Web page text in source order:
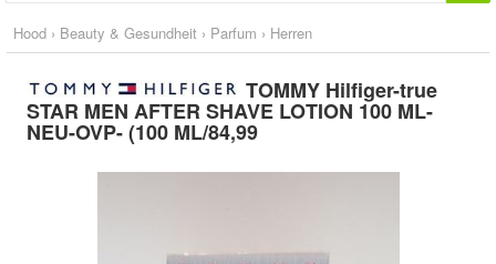
Hood › Beauty & Gesundheit › Parfum › Herren
TOMMY Hilfiger-true
STAR MEN AFTER SHAVE LOTION 100 ML-
NEU-OVP- (100 ML/84,99